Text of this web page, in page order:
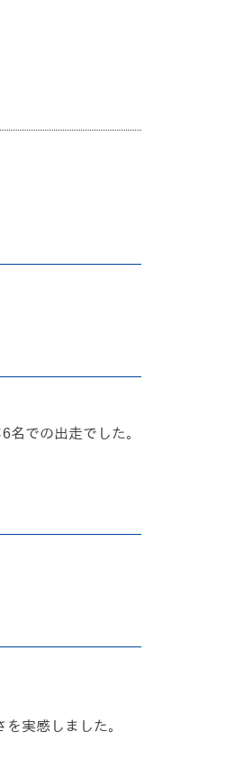
での出走でした。
実感しました。